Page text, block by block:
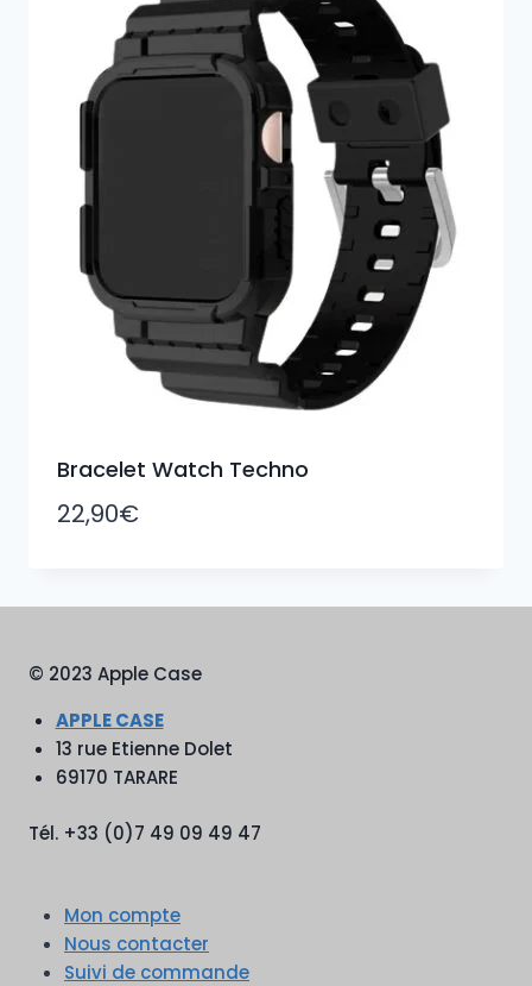
Bracelet Watch Techno
22,90€
© 2023 Apple Case
APPLE CASE
13 rue Etienne Dolet
69170 TARARE
Tél. +33 (0)7 49 09 49 47
Mon compte
Nous contacter
Suivi de commande